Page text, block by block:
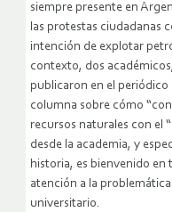
siempre presente en
las protestas ciudadanas
intención de explotar
contexto, dos
publicaron en el periódico
columna sobre cómo
recursos naturales con el
desde la academia, y
historia, es bienvenido
atención a la
universitario.